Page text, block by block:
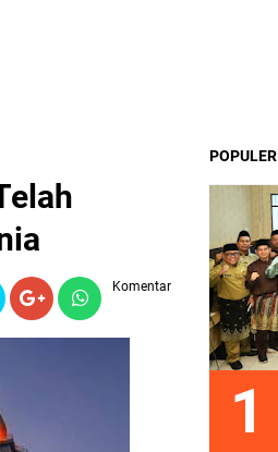
Komentar
POPULER